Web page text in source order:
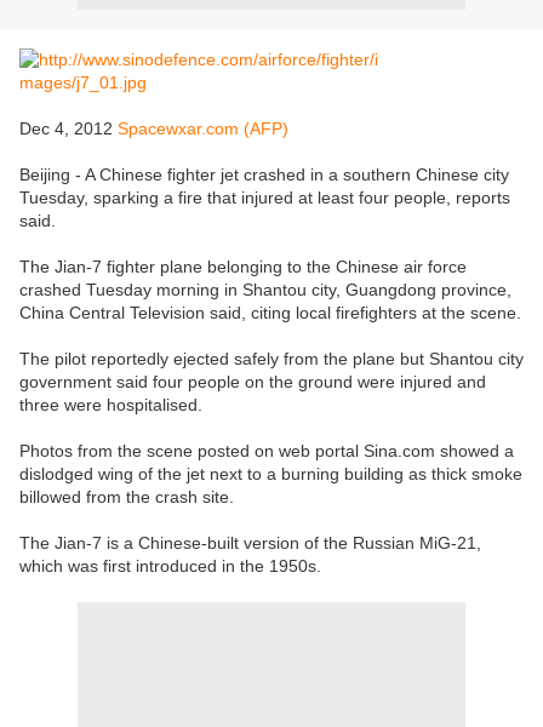
Dec 4, 2012 Spacewxar.com (AFP)
Beijing - A Chinese fighter jet crashed in a southern Chinese city
Tuesday, sparking a fire that injured at least four people, reports
said.
The Jian-7 fighter plane belonging to the Chinese air force
crashed Tuesday morning in Shantou city, Guangdong province,
China Central Television said, citing local firefighters at the scene.
The pilot reportedly ejected safely from the plane but Shantou city
government said four people on the ground were injured and
three were hospitalised.
Photos from the scene posted on web portal Sina.com showed a
dislodged wing of the jet next to a burning building as thick smoke
billowed from the crash site.
The Jian-7 is a Chinese-built version of the Russian MiG-21,
which was first introduced in the 1950s.